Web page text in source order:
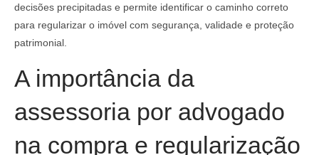
decisões precipitadas e permite identificar o caminho correto
para regularizar o imóvel com segurança, validade e proteção
patrimonial.
A importância da
assessoria por advogado
na compra e regularização